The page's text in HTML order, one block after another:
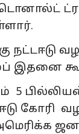
டொனால்ட்
நட்டஈடு
இதனை
5
கோரி